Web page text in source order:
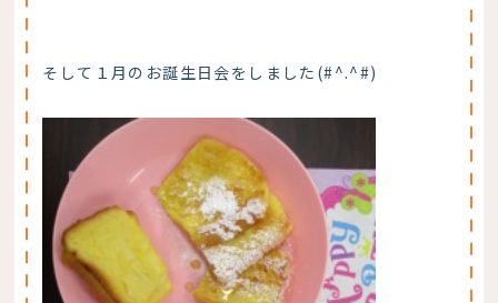
そして１月のお誕生日会をしました(#^.^#)